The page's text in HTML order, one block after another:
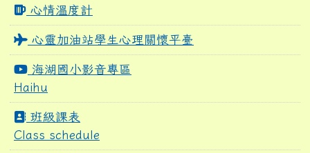
心情溫度計
心靈加油站學生心理關懷平臺
海湖國小影音專區
Haihu
班級課表
Class schedule